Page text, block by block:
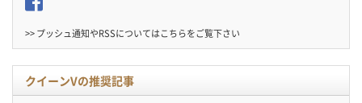
>> プッシュ通知やRSSについてはこちらをご覧下さい
クイーンVの推奨記事